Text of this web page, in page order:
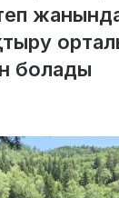
болады